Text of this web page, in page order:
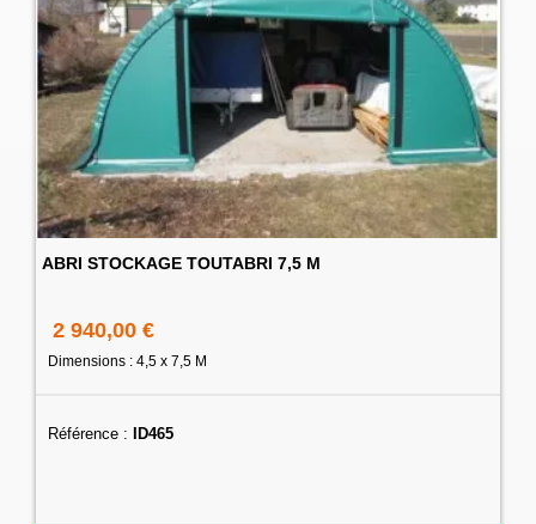
ABRI STOCKAGE TOUTABRI 7,5 M
2 940,00 €
Dimensions : 4,5 x 7,5 M
Référence : ID465